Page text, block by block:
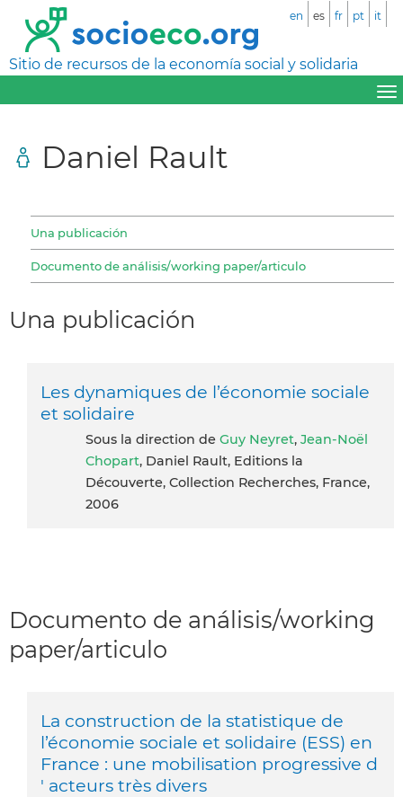
Sitio de recursos de la economía social y solidaria
en es fr pt it
Daniel Rault
Una publicación
Documento de análisis/working paper/articulo
Una publicación
Les dynamiques de l’économie sociale
et solidaire
Sous la direction de Guy Neyret, Jean-Noël
Chopart, Daniel Rault, Editions la
Découverte, Collection Recherches, France,
2006
Documento de análisis/working
paper/articulo
La construction de la statistique de
l’économie sociale et solidaire (ESS) en
France : une mobilisation progressive d
' acteurs très divers